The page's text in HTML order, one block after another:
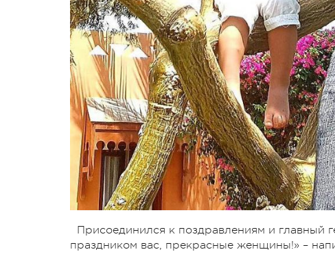
Присоединился к поздравлениям и главный
праздником вас, прекрасные женщины!» –